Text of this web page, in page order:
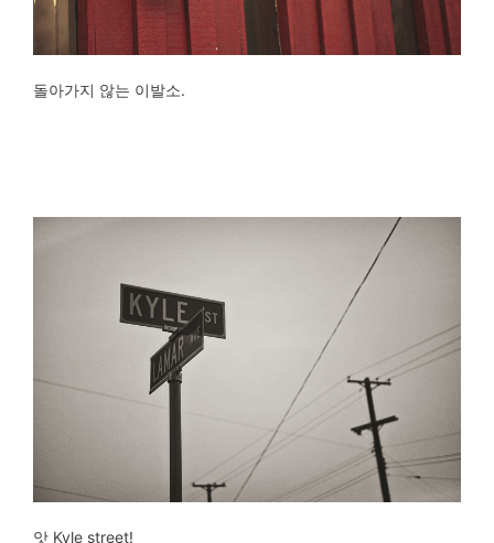
돌아가지 않는 이발소.
앗 Kyle street!